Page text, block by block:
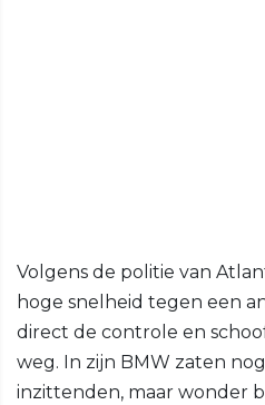
Volgens de politie van
hoge snelheid tegen een
direct de controle en
weg. In zijn BMW zaten
inzittenden, maar wonder